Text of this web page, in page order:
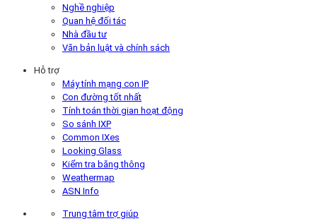
Nghề nghiệp
Quan hệ đối tác
Nhà đầu tư
Văn bản luật và chính sách
Hỗ trợ
Máy tính mạng con IP
Con đường tốt nhất
Tính toán thời gian hoạt động
So sánh IXP
Common IXes
Looking Glass
Kiểm tra băng thông
Weathermap
ASN Info
Trung tâm trợ giúp